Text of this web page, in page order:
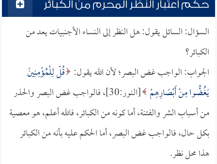
حكم اعتبار النظر المحرم من الكبائر
السؤال: السائل يقول: هل النظر إلى النساء الأجنبيات يعد من
الكبائر؟
الجواب: الواجب غض البصر؛ لأن الله يقول: قُلْ لِلْمُؤْمِنِينَ
يَغُضُّوا مِنْ أَبْصَارِهِمْ
[النور:30]، فالواجب غض البصر والحذر
من أسباب الشر والفتنة، أما كونه من الكبائر، فالله أعلم، هو معصية
بكل حال، فالواجب غض البصر، أما الحكم عليه بأنه من الكبائر
هذا محل نظر.